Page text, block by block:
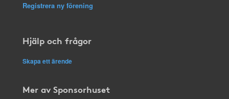
Registrera ny förening
Hjälp och frågor
Skapa ett ärende
Mer av Sponsorhuset